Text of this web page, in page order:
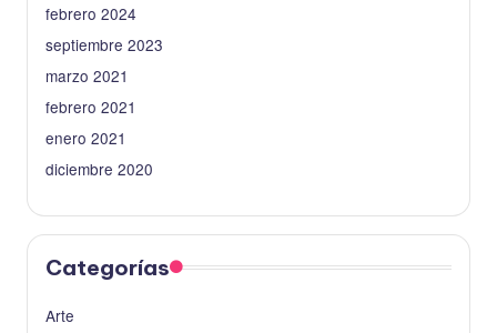
febrero 2024
septiembre 2023
marzo 2021
febrero 2021
enero 2021
diciembre 2020
Categorías
Arte